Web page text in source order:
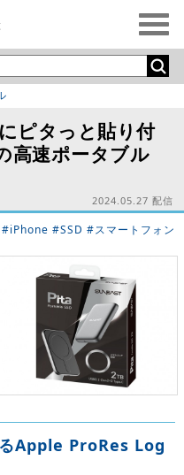
ピタっと貼り付
高速ポータブル
2024.05.27 配信
#iPhone #SSD #スマートフォン
Apple ProRes Log